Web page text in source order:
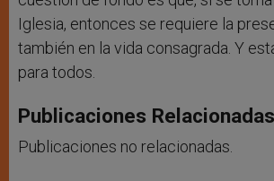
Iglesia, entonces se requiere la
también en la vida consagrada. Y
para todos.
Publicaciones
Publicaciones no relacionadas.